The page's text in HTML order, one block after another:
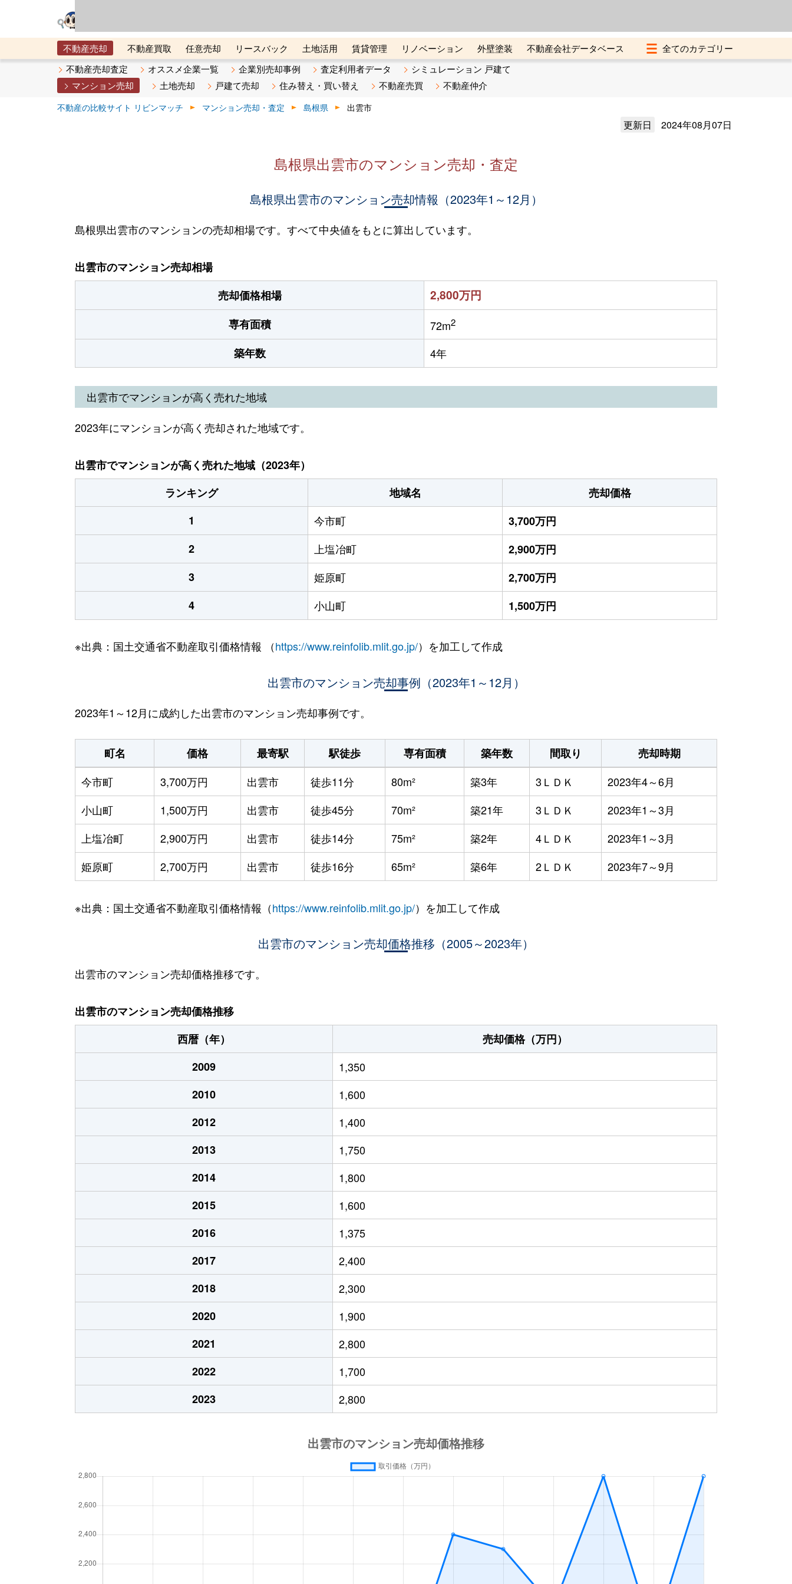
不動産売却 不動産買取 任意売却 リースバック 土地活用 賃貸管理 リノベーション 外壁塗装
不動産会社データベース
メタ住宅展示場
ベスト不動産カンパニー オンライン講座 リビンマガジンBiz 不動産売却ご相談デスク
不動産売却査定 オススメ企業一覧 企業別売却事例 査定利用者データ
シミュレーション 戸建て
マンション売却
土地売却 戸建て売却 住み替え・買い替え 不動産売買 不動産仲介
不動産の比較サイト リビンマッチ マンション売却・査定 島根県 出雲市
更新日 2024年08月07日
島根県出雲市のマンション売却・査定
島根県出雲市のマンション売却情報（2023年1～12月）
島根県出雲市のマンションの売却相場です。すべて中央値をもとに算出しています。
出雲市のマンション売却相場
売却価格相場
2,800万円
専有面積 72m2
築年数 4年
出雲市でマンションが高く売れた地域
2023年にマンションが高く売却された地域です。
出雲市でマンションが高く売れた地域（2023年）
ランキング
地域名
売却価格
1
今市町
3,700万円
2
上塩冶町
2,900万円
3
姫原町
2,700万円
4
小山町 1,500万円
※出典：国土交通省不動産取引価格情報 （https://www.reinfolib.mlit.go.jp/）を加工して作成
出雲市のマンション売却事例（2023年1～12月）
2023年1～12月に成約した出雲市のマンション売却事例です。
町名 価格 最寄駅 駅徒歩 専有面積 築年数 間取り
売却時期
今市町
3,700万円 出雲市 徒歩11分 80m² 築3年 3ＬＤＫ
2023年4～6月
小山町
1,500万円 出雲市 徒歩45分 70m² 築21年 3ＬＤＫ
2023年1～3月
上塩冶町
2,900万円 出雲市 徒歩14分 75m² 築2年 4ＬＤＫ
2023年1～3月
姫原町
2,700万円 出雲市 徒歩16分 65m² 築6年 2ＬＤＫ 2023年7～9月
※出典：国土交通省不動産取引価格情報（https://www.reinfolib.mlit.go.jp/）を加工して作成
出雲市のマンション売却価格推移（2005～2023年）
出雲市のマンション売却価格推移です。
出雲市のマンション売却価格推移
西暦（年）
売却価格（万円）
2009
1,350
2010
1,600
2012
1,400
2013
1,750
2014
1,800
2015
1,600
2016
1,375
2017
2,400
2018
2,300
2020
1,900
2021
2,800
2022
1,700
2023
2,800